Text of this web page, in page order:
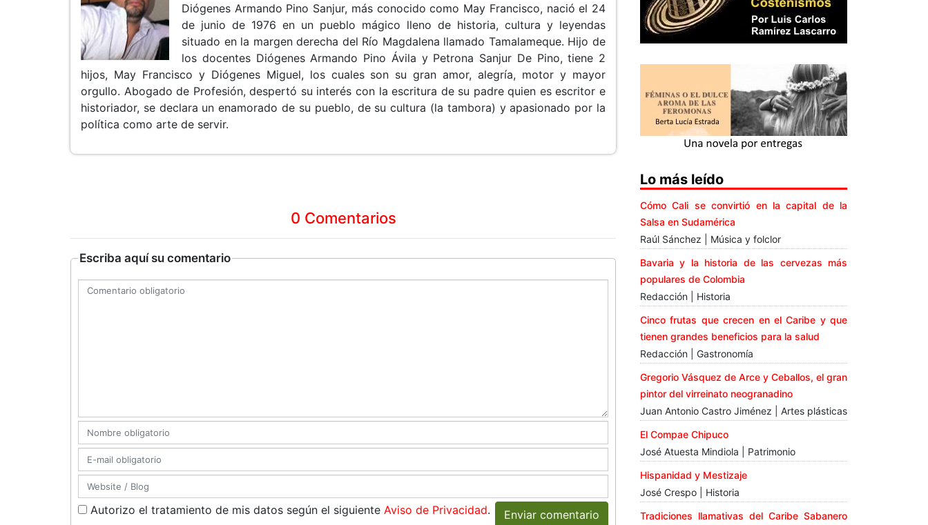
Diógenes Armando Pino Sanjur, más conocido como May Francisco, nació el 24
de junio de 1976 en un pueblo mágico lleno de historia, cultura y leyendas
situado en la margen derecha del Río Magdalena llamado Tamalameque. Hijo de
los docentes Diógenes Armando Pino Ávila y Petrona Sanjur De Pino, tiene 2
hijos, May Francisco y Diógenes Miguel, los cuales son su gran amor, alegría, motor y mayor
orgullo. Abogado de Profesión, despertó su interés con la escritura de su padre quien es escritor e
historiador, se declara un enamorado de su pueblo, de su cultura (la tambora) y apasionado por la
política como arte de servir.
0 Comentarios
Escriba aquí su comentario
Autorizo el tratamiento de mis datos según el siguiente Aviso de Privacidad. Enviar comentario
Lo más leído
Cómo Cali se convirtió en la capital de la
Salsa en Sudamérica
Raúl Sánchez | Música y folclor
Bavaria y la historia de las cervezas más
populares de Colombia
Redacción | Historia
Cinco frutas que crecen en el Caribe y que
tienen grandes beneficios para la salud
Redacción | Gastronomía
Gregorio Vásquez de Arce y Ceballos, el gran
pintor del virreinato neogranadino
Juan Antonio Castro Jiménez | Artes plásticas
El Compae Chipuco
José Atuesta Mindiola | Patrimonio
Hispanidad y Mestizaje
José Crespo | Historia
Tradiciones llamativas del Caribe Sabanero